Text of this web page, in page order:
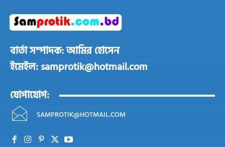
বার্তা সম্পাদক: আমির হোসেন
ইমেইল: samprotik@hotmail.com
যোগাযোগ:
SAMPROTIK@HOTMAIL.COM